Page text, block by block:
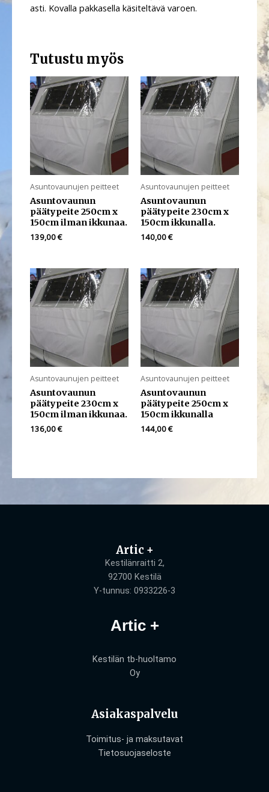
asti. Kovalla pakkasella käsiteltävä varoen.
Tutustu myös
Asuntovaunujen peitteet
Asuntovaunun
päätypeite 250cm x
150cm ilman ikkunaa.
139,00€
Asuntovaunujen peitteet
Asuntovaunun
päätypeite 230cm x
150cm ikkunalla.
140,00€
Asuntovaunujen peitteet
Asuntovaunun
päätypeite 230cm x
150cm ilman ikkunaa.
136,00€
Asuntovaunujen peitteet
Asuntovaunun
päätypeite 250cm x
150cm ikkunalla
144,00€
Artic +
Kestilänraitti 2,
92700 Kestilä
Y-tunnus: 0933226-3
Artic +
Kestilän tb-huoltamo
Oy
Asiakaspalvelu
Toimitus- ja maksutavat
Tietosuojaseloste